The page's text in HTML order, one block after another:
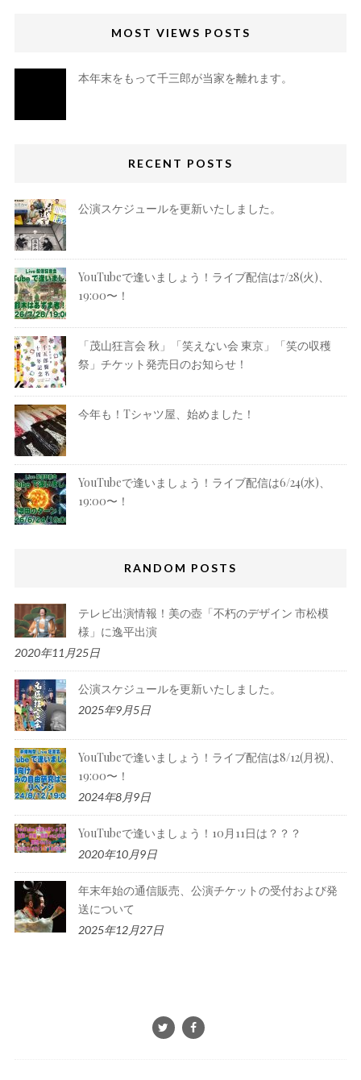
MOST VIEWS POSTS
本年末をもって千三郎が当家を離れます。
RECENT POSTS
公演スケジュールを更新いたしました。
YouTubeで逢いましょう！ライブ配信は7/28(火)、
19:00〜！
「茂山狂言会 秋」「笑えない会 東京」「笑の収穫
祭」チケット発売日のお知らせ！
今年も！Tシャツ屋、始めました！
YouTubeで逢いましょう！ライブ配信は6/24(水)、
19:00〜！
RANDOM POSTS
テレビ出演情報！美の壺「不朽のデザイン 市松模
様」に逸平出演
2020年11月25日
公演スケジュールを更新いたしました。
2025年9月5日
YouTubeで逢いましょう！ライブ配信は8/12(月祝)、
19:00〜！
2024年8月9日
YouTubeで逢いましょう！10月11日は？？？
2020年10月9日
年末年始の通信販売、公演チケットの受付および発
送について
2025年12月27日